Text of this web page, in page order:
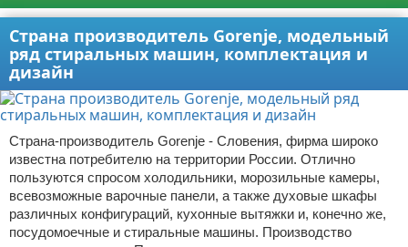
Страна производитель Gorenje, модельный
ряд стиральных машин, комплектация и
дизайн
Страна-производитель Gorenje - Словения, фирма широко
известна потребителю на территории России. Отлично
пользуются спросом холодильники, морозильные камеры,
всевозможные варочные панели, а также духовые шкафы
различных конфигураций, кухонные вытяжки и, конечно же,
посудомоечные и стиральные машины. Производство